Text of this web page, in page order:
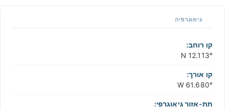
גיאוגרפיה
קו רוחב:
12.113° N
קו אורך:
61.680° W
תת-אזור גיאוגרפי: